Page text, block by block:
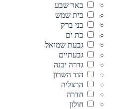
באר שבע
בית שמש
בני ברק
בת ים
גבעת שמואל
גבעתיים
גדרה יבנה
הוד השרון
הרצליה
חדרה
חולון